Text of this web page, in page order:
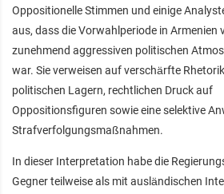
Oppositionelle Stimmen und einige
aus, dass die Vorwahlperiode in Armenien
zunehmend aggressiven politischen
war. Sie verweisen auf verschärfte
politischen Lagern, rechtlichen Druck auf
Oppositionsfiguren sowie eine selektive
Strafverfolgungsmaßnahmen.
In dieser Interpretation habe die
Gegner teilweise als mit ausländischen